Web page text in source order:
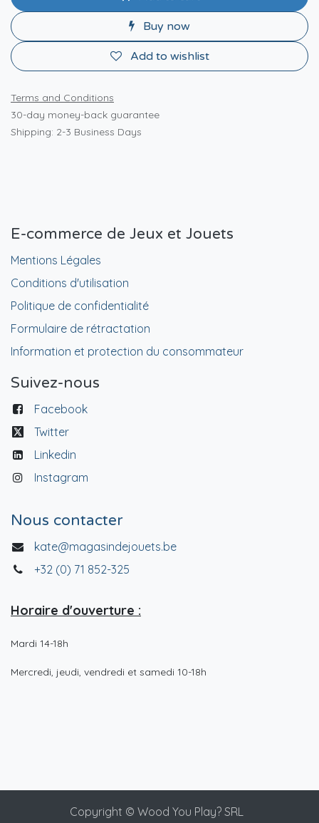
Buy now
Add to wishlist
Terms and Conditions
30-day money-back guarantee
Shipping: 2-3 Business Days
E-commerce de Jeux et Jouets
Mentions Légales
Conditions d'utilisation
Politique de confidentialité
Formulaire de rétractation
Information et protection du consommateur
Suivez-nous
Facebook
Twitter
Linkedin
Instagram
Nous contacter
kate@magasindejouets.be
+32 (0) 71 852-325
Horaire d'ouverture :
Mardi 14-18h
Mercredi, jeudi, vendredi et samedi 10-18h
Copyright © Wood You Play? SRL